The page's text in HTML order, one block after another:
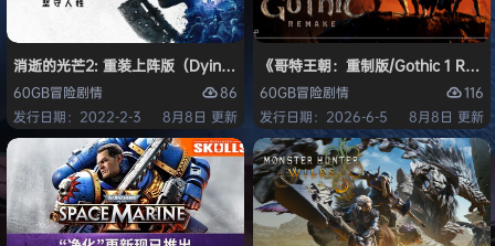
消逝的光芒2: 重装上阵版（Dying Light 2 Stay Human: Reloaded
60GB冒险剧情
86
发行日期：2022-2-3
8月8日 更新
《哥特王朝：重制版/Gothic 1
60GB冒险剧情
116
发行日期：2026-6-5
8月8日 更新